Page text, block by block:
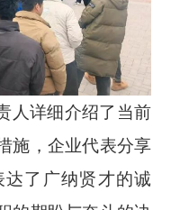
人详细介绍了当前
施，企业代表分享
了广纳贤才的诚